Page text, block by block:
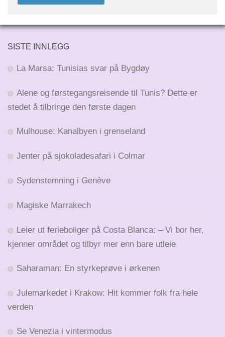
SISTE INNLEGG
La Marsa: Tunisias svar på Bygdøy
Alene og førstegangsreisende til Tunis? Dette er
stedet å tilbringe den første dagen
Mulhouse: Kanalbyen i grenseland
Jenter på sjokoladesafari i Colmar
Sydenstemning i Genève
Magiske Marrakech
Leier ut ferieboliger på Costa Blanca: – Vi bor her,
kjenner området og tilbyr mer enn bare utleie
Saharaman: En styrkeprøve i ørkenen
Julemarkedet i Krakow: Hit kommer folk fra hele
verden
Se Venezia i vintermodus